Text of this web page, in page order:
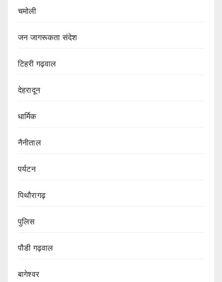
चमोली
जन जागरूकता संदेश
टिहरी गढ़वाल
देहरादून
धार्मिक
नैनीताल
पर्यटन
पिथौरागढ़
पुलिस
पौडी गढ़वाल
बागेश्वर